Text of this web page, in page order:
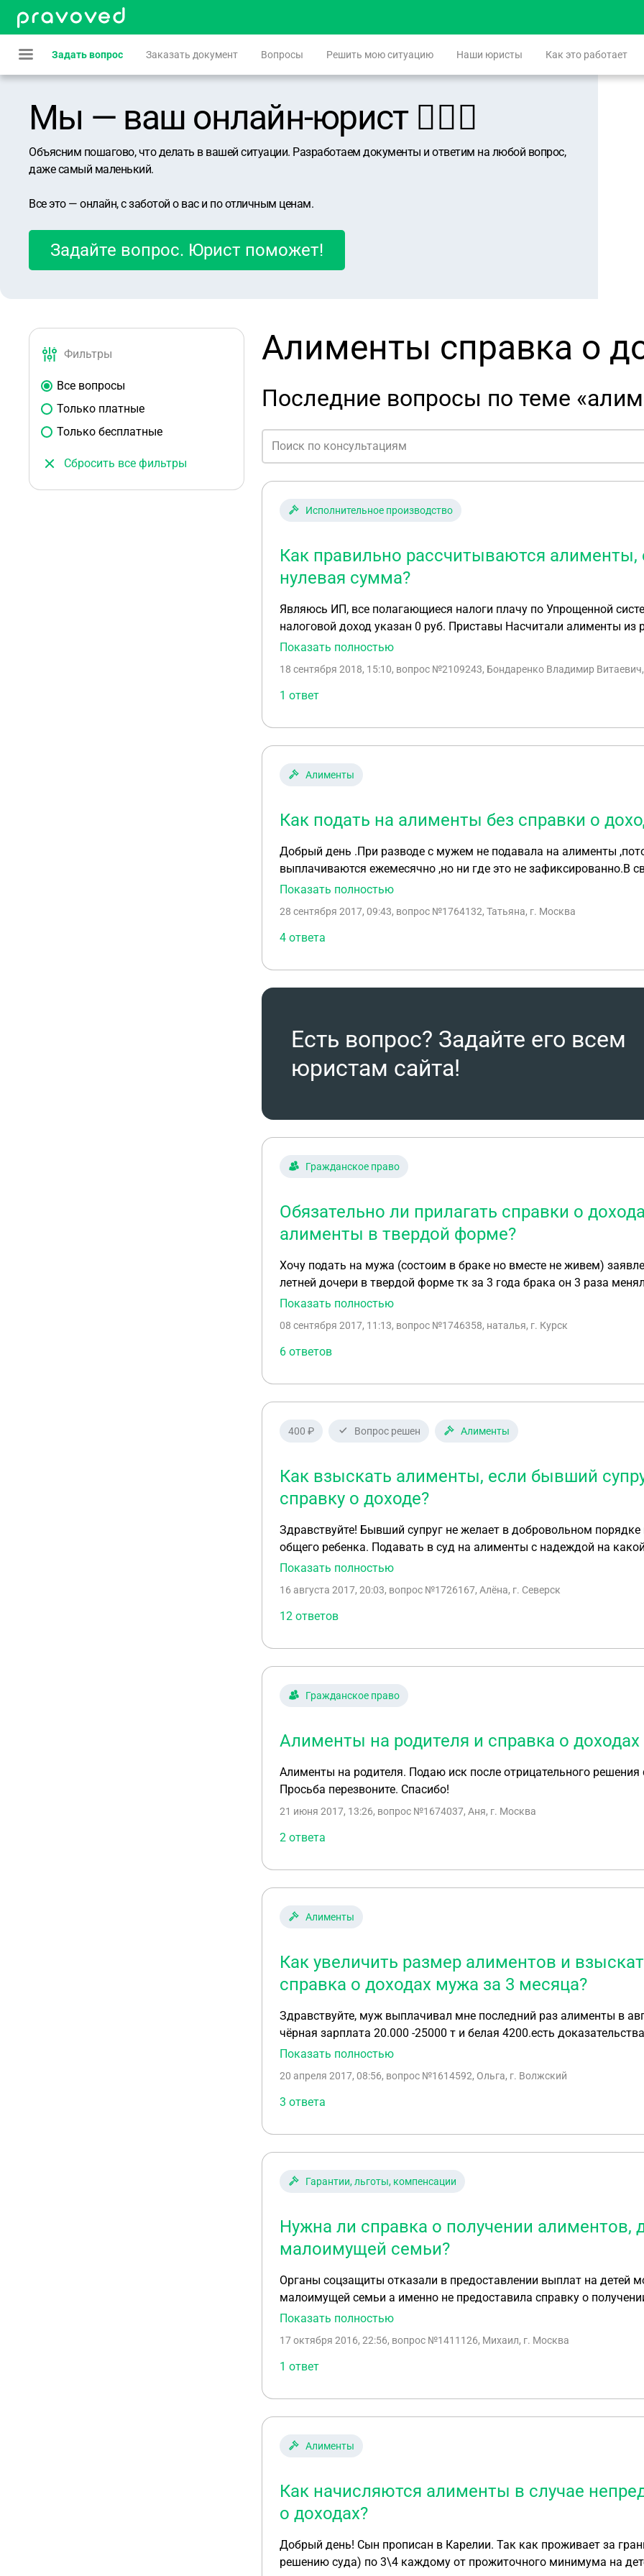
Задать вопрос Заказать документ Вопросы Решить мою ситуацию Наши юристы Как это работает
Мы — ваш онлайн-юрист 👨🏻‍⚖️
Объясним пошагово, что делать в вашей ситуации. Разработаем документы и ответим на любой вопрос,
даже самый маленький.
Все это — онлайн, с заботой о вас и по отличным ценам.
Задайте вопрос. Юрист поможет!
Фильтры
Все вопросы
Только платные
Только бесплатные
Сбросить все фильтры
Алименты справка о
Последние вопросы по теме
Исполнительное производство
Как правильно рассчитываются алименты,
нулевая сумма?
Являюсь ИП, все полагающиеся налоги плачу по Упрощенной
налоговой доход указан 0 руб. Приставы Насчитали алименты из
обращения в суд истца - примерно 44 тыс , соответственно 25 % -
деятельности. Правомерно ли это?
Показать полностью
18 сентября 2018, 15:10, вопрос №2109243, Бондаренко Владимир
1 ответ
Алименты
Как подать на алименты без справки о
Добрый день .При разводе с мужем не подавала на алименты ,потому что муж работает не официально .Алименты
выплачиваются ежемесячно ,но ни где это не зафиксированно.В
подать на алименты что бы не требовалась справка о доходах
Показать полностью
28 сентября 2017, 09:43, вопрос №1764132, Татьяна, г. Москва
4 ответа
Есть вопрос? Задайте его всем
юристам сайта!
Гражданское право
Обязательно ли прилагать справки о
алименты в твердой форме?
Хочу подать на мужа (состоим в браке но вместе не живем)
летней дочери в твердой форме тк за 3 года брака он 3 раза
официально или не работал вообще, прошу назначить полный
( 19 сентября 2017 года заканчивается отпуск по уходу за
официально и сейчас работаю 2 недели)
Показать полностью
08 сентября 2017, 11:13, вопрос №1746358, наталья, г. Курск
6 ответов
400 ₽ Вопрос решен Алименты
Как взыскать алименты, если бывший
справку о доходе?
Здравствуйте! Бывший супруг не желает в добровольном порядке платить алименты для содержания нашего
общего ребенка. Подавать в суд на алименты с надеждой на
потому что он сам себе начальник (ИП) и просто принесет
алиментов с бывшего мужа на содержание ребенка?
Показать полностью
16 августа 2017, 20:03, вопрос №1726167, Алёна, г. Северск
12 ответов
Гражданское право
Алименты на родителя и справка о доходах
Алименты на родителя. Подаю иск после отрицательного
Просьба перезвоните. Спасибо!
21 июня 2017, 13:26, вопрос №1674037, Аня, г. Москва
2 ответа
Алименты
Как увеличить размер алиментов и
справка о доходах мужа за 3 месяца?
Здравствуйте, муж выплачивал мне последний раз алименты в
чёрная зарплата 20.000 -25000 т и белая 4200.есть
получал больше 20.000 т.могу ли я подать на алименты в
Показать полностью
20 апреля 2017, 08:56, вопрос №1614592, Ольга, г. Волжский
3 ответа
Гарантии, льготы, компенсации
Нужна ли справка о получении алиментов,
малоимущей семьи?
Органы соцзащиты отказали в предоставлении выплат на детей
малоимущей семьи а именно не предоставила справку о
соглашение). Но я на алименты не подавала и их не получаю.
предоставить требуемую справку об их получении?
Показать полностью
17 октября 2016, 22:56, вопрос №1411126, Михаил, г. Москва
1 ответ
Алименты
Как начисляются алименты в случае
о доходах?
Добрый день! Сын прописан в Карелии. Так как проживает за
решению суда) по 3\4 каждому от прожиточного минимума на